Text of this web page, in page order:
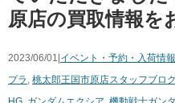
原店の買取情報を
2023/06/01| イベント・予約・入荷情報
プラ , 桃太郎王国市原店スタッフブロ